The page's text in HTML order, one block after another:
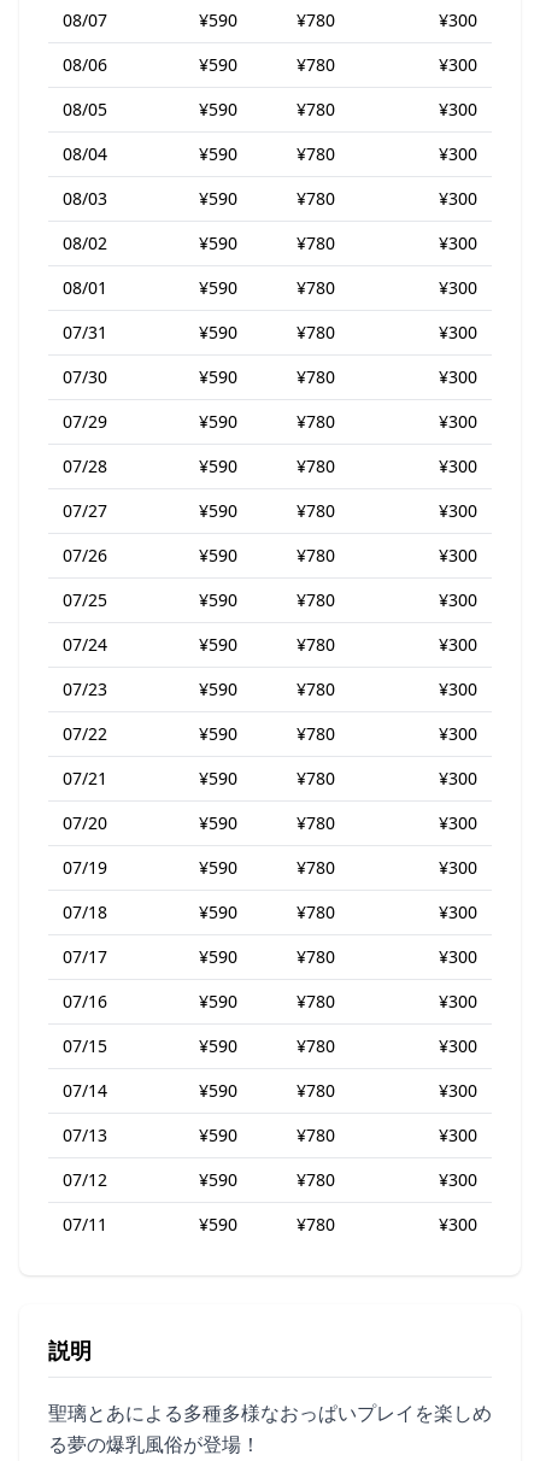
08/07 ¥590 ¥780
¥300
08/06
¥590 ¥780
¥300
08/05
¥590 ¥780
¥300
08/04
¥590 ¥780
¥300
08/03
¥590 ¥780
¥300
08/02
¥590 ¥780
¥300
08/01
¥590 ¥780
¥300
07/31
¥590 ¥780
¥300
07/30
¥590 ¥780
¥300
07/29
¥590 ¥780
¥300
07/28
¥590 ¥780
¥300
07/27
¥590 ¥780
¥300
07/26
¥590 ¥780
¥300
07/25
¥590 ¥780
¥300
07/24
¥590 ¥780
¥300
07/23
¥590 ¥780
¥300
07/22
¥590 ¥780
¥300
07/21
¥590 ¥780
¥300
07/20
¥590 ¥780
¥300
07/19
¥590 ¥780
¥300
07/18
¥590 ¥780
¥300
07/17
¥590 ¥780
¥300
07/16
¥590 ¥780
¥300
07/15
¥590 ¥780
¥300
07/14
¥590 ¥780
¥300
07/13
¥590 ¥780
¥300
07/12
¥590 ¥780
¥300
07/11
¥590 ¥780 ¥300
説明
聖璃とあによる多種多様なおっぱいプレイを楽しめ
る夢の爆乳風俗が登場！